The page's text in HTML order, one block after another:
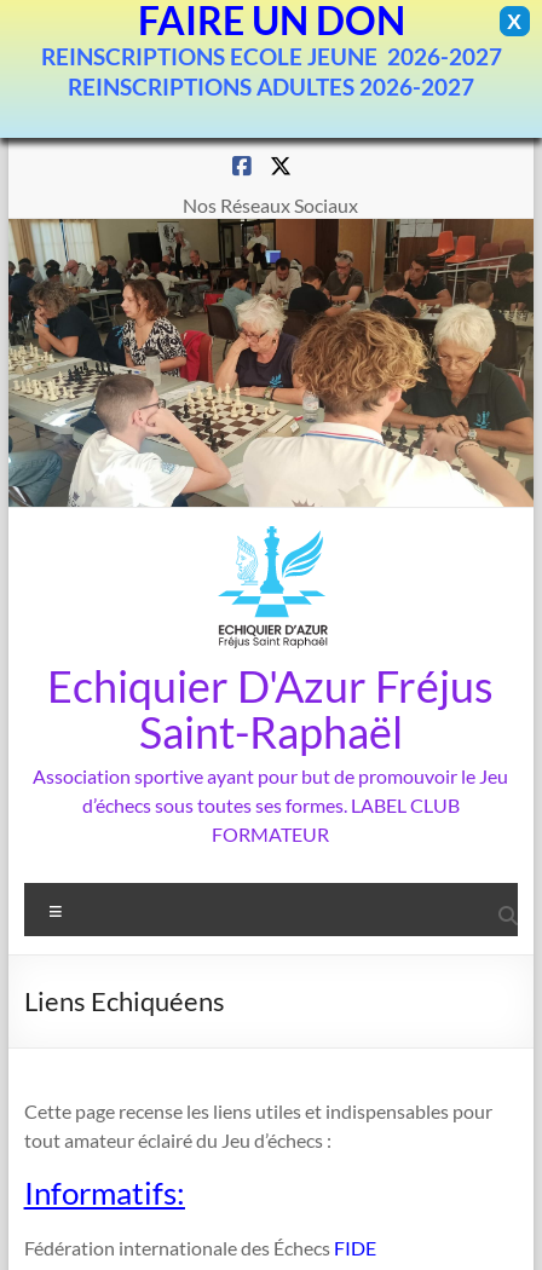
X
FAIRE UN DON
REINSCRIPTIONS ECOLE JEUNE 2026-2027
REINSCRIPTIONS ADULTES 2026-2027
Aller
Nos Réseaux Sociaux
Echiquier D'Azur Fréjus
Saint-Raphaël
Association sportive ayant pour but de promouvoir le Jeu
d’échecs sous toutes ses formes. LABEL CLUB
FORMATEUR
Liens Echiquéens
Cette page recense les liens utiles et indispensables pour
tout amateur éclairé du Jeu d’échecs :
Informatifs:
Fédération internationale des Échecs FIDE